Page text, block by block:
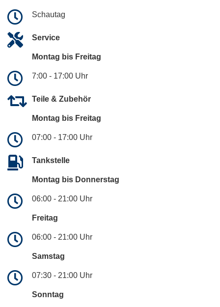
Schautag
Service
Montag bis Freitag
7:00 - 17:00 Uhr
Teile & Zubehör
Montag bis Freitag
07:00 - 17:00 Uhr
Tankstelle
Montag bis Donnerstag
06:00 - 21:00 Uhr
Freitag
06:00 - 21:00 Uhr
Samstag
07:30 - 21:00 Uhr
Sonntag